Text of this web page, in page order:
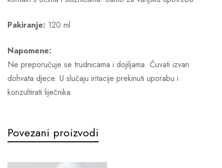
Pakiranje: 120 ml
Napomene:
Ne preporučuje se trudnicama i dojiljama. Čuvati izvan
dohvata djece. U slučaju iritacije prekinuti uporabu i
konzultirati liječnika.
Povezani proizvodi